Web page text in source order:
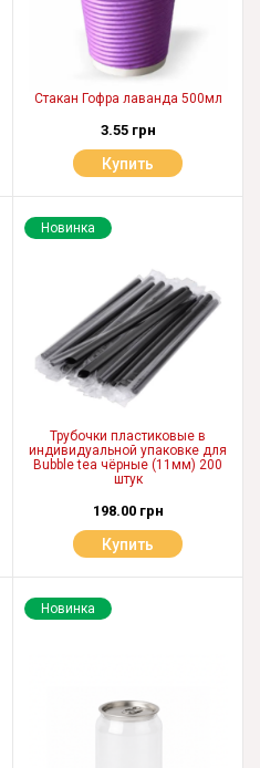
Стакан Гофра лаванда 500мл
3.55 грн
Купить
Новинка
Трубочки пластиковые в
индивидуальной упаковке для
Bubble tea чёрные (11мм) 200
штук
198.00 грн
Купить
Новинка